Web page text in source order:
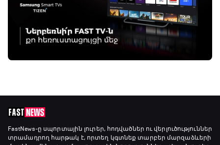
FastNews-ը սպորտային լուրեր, հոդվածներ ու վերլուծություններ
տրամադրող հարթակ է, որտեղ կգտնեք տարբեր մարզաձևերի